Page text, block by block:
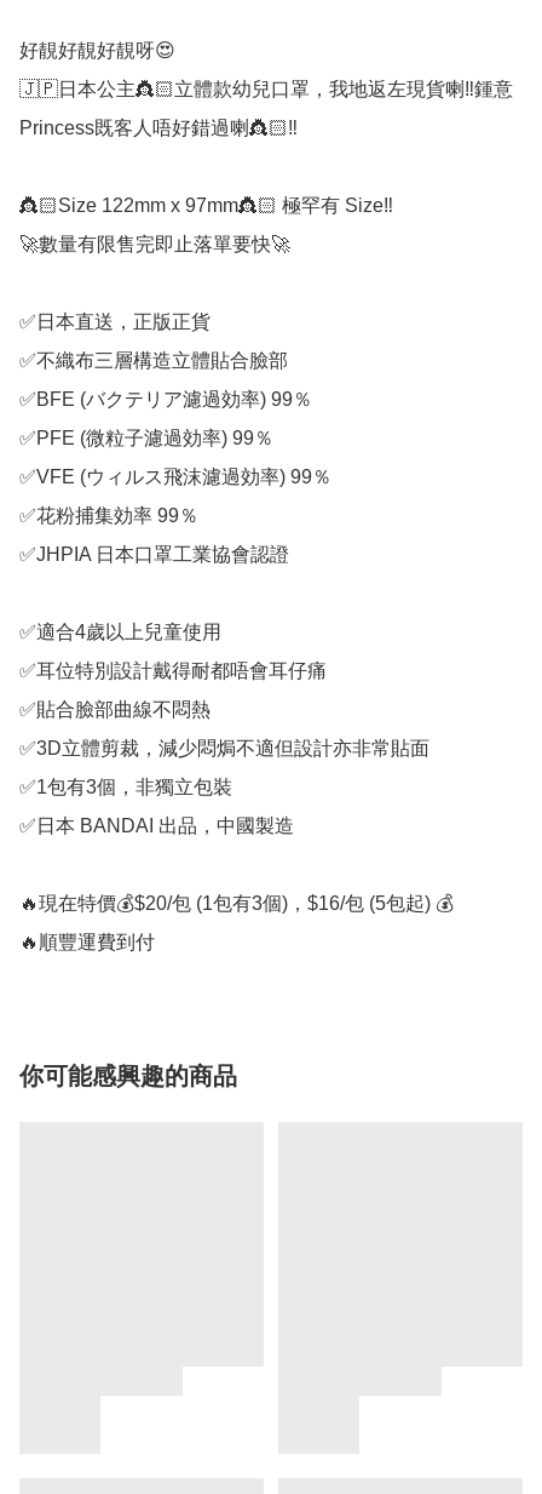
好靚好靚好靚呀😍
🇯🇵日本公主👸🏻立體款幼兒口罩，我地返左現貨喇️‼️鍾意
Princess既客人唔好錯過喇👸🏻‼️
👸🏻Size 122mm x 97mm👸🏻 極罕有 Size‼️
🚀數量有限售完即止落單要快🚀
✅日本直送，正版正貨
✅不織布三層構造立體貼合臉部
✅BFE (バクテリア濾過効率) 99％
✅PFE (微粒子濾過効率) 99％
✅VFE (ウィルス飛沫濾過効率) 99％
✅花粉捕集効率 99％
✅JHPIA 日本口罩工業協會認證
✅適合4歲以上兒童使用
✅耳位特別設計戴得耐都唔會耳仔痛
✅貼合臉部曲線不悶熱
✅3D立體剪裁，減少悶焗不適但設計亦非常貼面
✅1包有3個，非獨立包裝
✅日本 BANDAI 出品，中國製造
🔥現在特價💰$20/包 (1包有3個)，$16/包 (5包起) 💰
🔥順豐運費到付
你可能感興趣的商品